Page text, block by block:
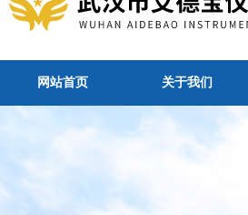
网站首页 关于我们